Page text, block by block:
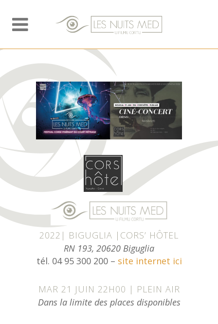
2022| BIGUGLIA |CORS’ HÔTEL
RN 193, 20620 Biguglia
tél. 04 95 300 200 – site internet ici
MAR 21 JUIN 22H00 | PLEIN AIR
Dans la limite des places disponibles